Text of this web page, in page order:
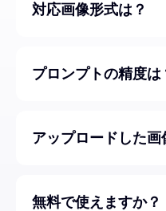
対応画像形式は？
プロンプトの精度は
アップロードした画
無料で使えますか？